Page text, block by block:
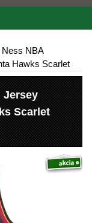
NBA
Hawks Scarlet
Jersey
Scarlet